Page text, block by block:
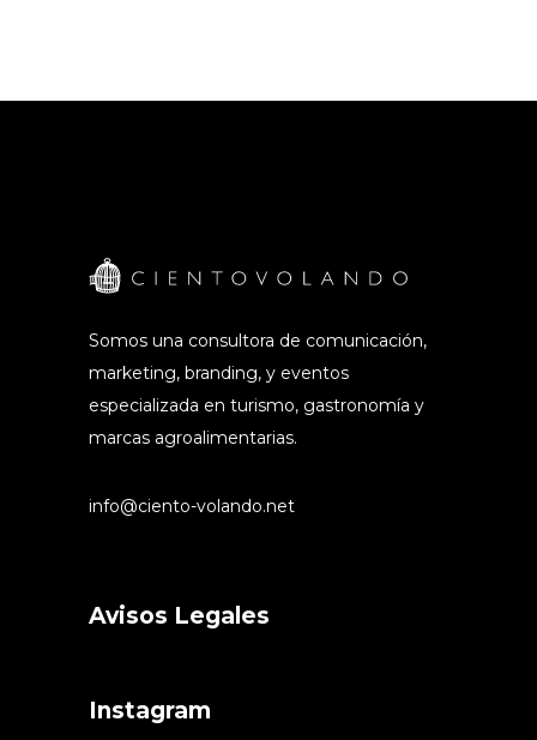
Somos una consultora de comunicación,
marketing, branding, y eventos
especializada en turismo, gastronomía y
marcas agroalimentarias.
info@ciento-volando.net
Avisos Legales
Instagram